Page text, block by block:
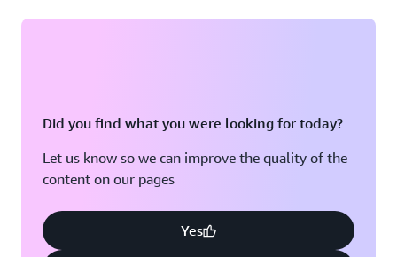
Did you find what you were looking for today?
Let us know so we can improve the quality of the
content on our pages
Yes